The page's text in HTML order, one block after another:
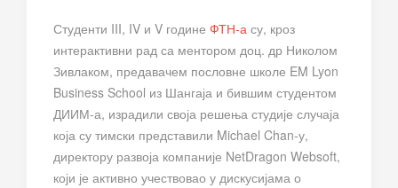
Студенти III, IV и V године ФТН-а су, кроз
интерактивни рад са ментором доц. др Николом
Зивлаком, предавачем пословне школе EM Lyon
Business School из Шангаја и бившим студентом
ДИИМ-а, израдили своја решења студије случаја
која су тимски представили Michael Chan-у,
директору развоја компаније NetDragon Websoft,
који је активно учествовао у дискусијама о